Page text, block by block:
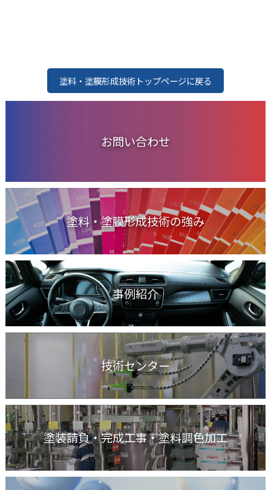
塗料・塗膜形成技術トップページに戻る
お問い合わせ
塗料・塗膜形成技術の強み
事例紹介
技術センター
塗装請負・完成工事・塗料調色加工